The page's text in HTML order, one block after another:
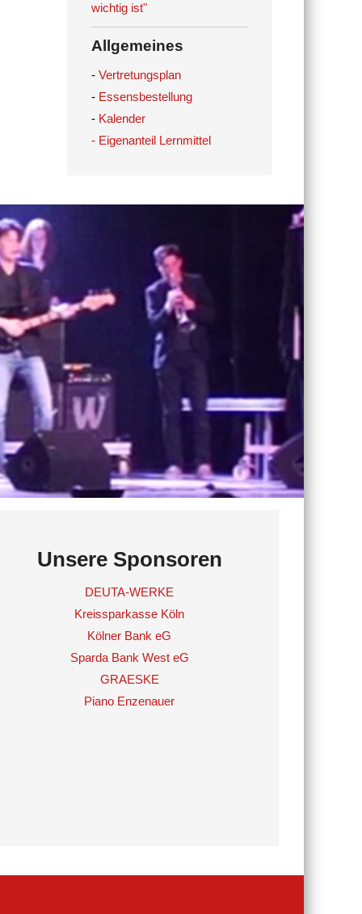
wichtig ist"
Allgemeines
- Vertretungsplan
- Essensbestellung
- Kalender
- Eigenanteil Lernmittel
Unsere Sponsoren
DEUTA-WERKE
Kreissparkasse Köln
Kölner Bank eG
Sparda Bank West eG
GRAESKE
Piano Enzenauer